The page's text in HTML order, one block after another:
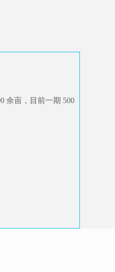
余亩，目前一期 500